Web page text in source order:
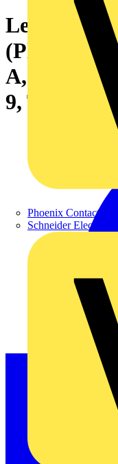
Phoenix Contact
Schneider Electric
A, Raster
9, THT-